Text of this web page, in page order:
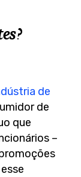
de
de
que
–